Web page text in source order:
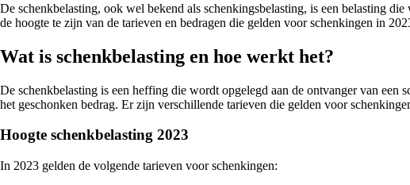
De schenkbelasting, ook wel bekend als schenkingsbelasting, is een belasting
de hoogte te zijn van de tarieven en bedragen die gelden voor schenkingen in
Wat is schenkbelasting en hoe werkt het?
De schenkbelasting is een heffing die wordt opgelegd aan de ontvanger van een
het geschonken bedrag. Er zijn verschillende tarieven die gelden voor
Hoogte schenkbelasting 2023
In 2023 gelden de volgende tarieven voor schenkingen: